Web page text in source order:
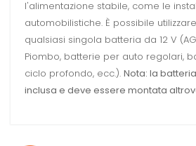
l'alimentazione stabile, come le
automobilistiche. È possibile
qualsiasi singola batteria da 12 V
Piombo, batterie per auto regolari,
ciclo profondo, ecc.). Nota: la
inclusa e deve essere montata